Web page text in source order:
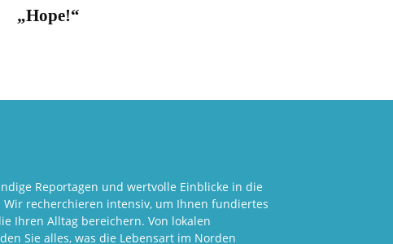
„Hope!“
Reportagen und wertvolle Einblicke in die
recherchieren intensiv, um Ihnen fundiertes
Ihren Alltag bereichern. Von lokalen
Sie alles, was die Lebensart im Norden